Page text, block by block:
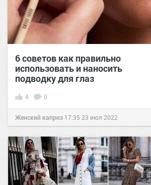
6 советов как правильно
использовать и наносить
подводку для глаз
4 0
Женский каприз 17:35 23 июл 2022